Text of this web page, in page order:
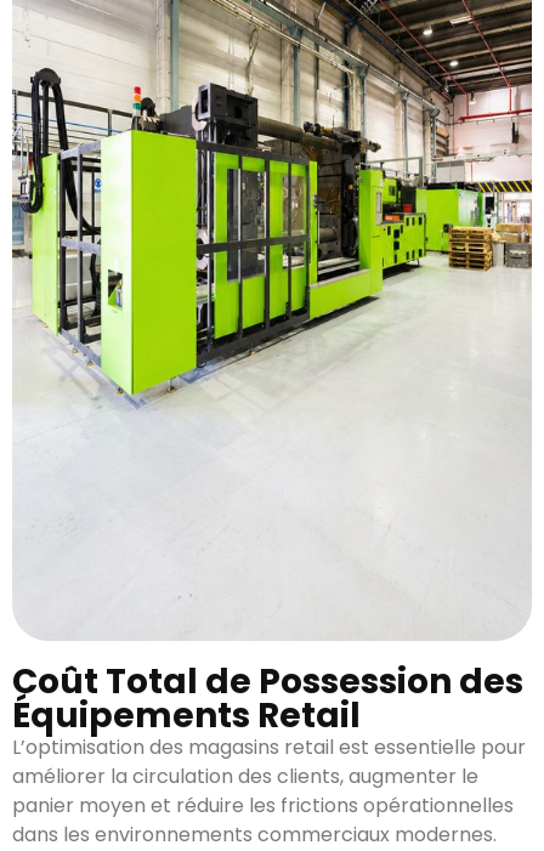
Coût Total de Possession des
Équipements Retail
L’optimisation des magasins retail est essentielle pour
améliorer la circulation des clients, augmenter le
panier moyen et réduire les frictions opérationnelles
dans les environnements commerciaux modernes.